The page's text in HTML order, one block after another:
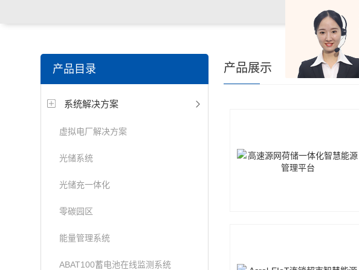
产品目录
系统解决方案
虚拟电厂解决方案
光储系统
光储充一体化
零碳园区
能量管理系统
ABAT100蓄电池在线监测系统
产品展示